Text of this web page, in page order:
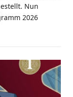
Nun
2026